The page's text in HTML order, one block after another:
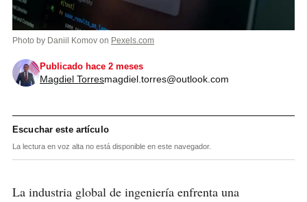
Photo by Daniil Komov on Pexels.com
Publicado hace 2 meses
Magdiel Torresmagdiel.torres@outlook.com
Escuchar este artículo
La lectura en voz alta no está disponible en este navegador.
La industria global de ingeniería enfrenta una